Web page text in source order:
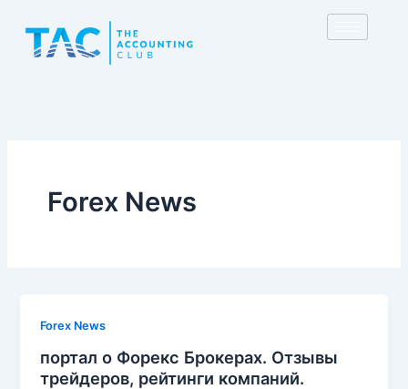
content
Forex News
Forex News
портал о Форекс Брокерах. Отзывы
трейдеров, рейтинги компаний.